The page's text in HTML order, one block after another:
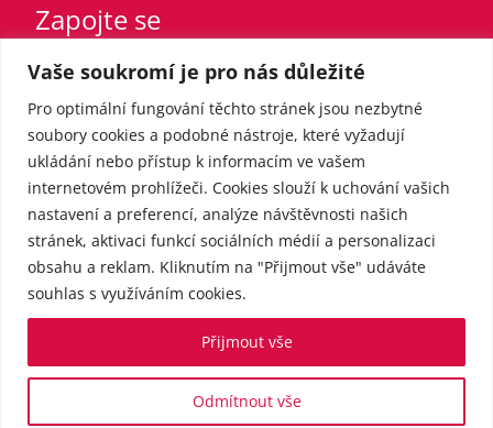
Vaše soukromí je pro nás důležité
Pro optimální fungování těchto stránek jsou nezbytné
soubory cookies a podobné nástroje, které vyžadují
ukládání nebo přístup k informacím ve vašem
internetovém prohlížeči. Cookies slouží k uchování vašich
nastavení a preferencí, analýze návštěvnosti našich
stránek, aktivaci funkcí sociálních médií a personalizaci
obsahu a reklam. Kliknutím na "Přijmout vše" udáváte
souhlas s využíváním cookies.
Odmítnout vše
Přijmout vše
Zapojte se
Vstupte do strany
Registrovaný sympatizant
Přispějte finančně
Pro média
Kontakt
Tiskové zprávy